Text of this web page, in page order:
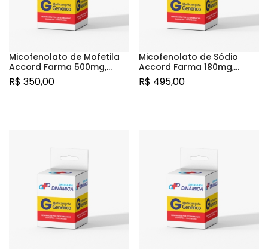
Micofenolato de Mofetila
Accord Farma 500mg,
caixa contendo 50
comprimidos revestidos
R$ 350,00
Micofenolato de Sódio
Accord Farma 180mg,
caixa com 100
comprimidos revestidos de
R$ 495,00